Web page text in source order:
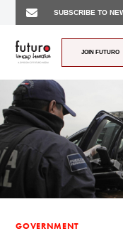
JOIN FUTURO
GOVERNMENT